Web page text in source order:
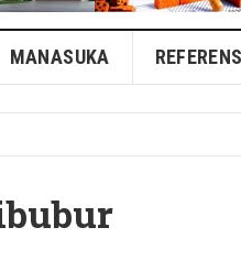
MANASUKA